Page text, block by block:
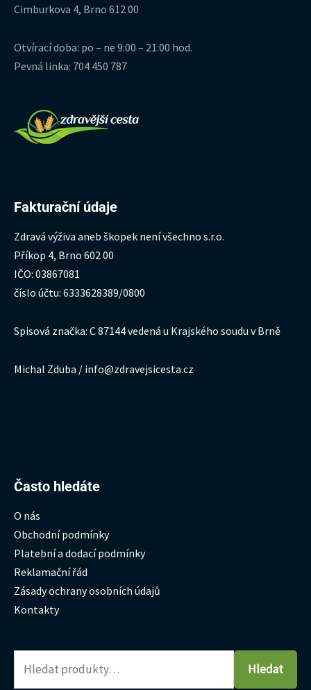
Cimburkova 4, Brno 612 00
Otvírací doba: po – ne 9:00 – 21:00 hod.
Pevná linka: 704 450 787
Fakturační údaje
Zdravá výživa aneb škopek není všechno s.r.o.
Příkop 4, Brno 602 00
IČO: 03867081
číslo účtu: 6333628389/0800
Spisová značka: C 87144 vedená u Krajského soudu v Brně
Michal Zduba / info@zdravejsicesta.cz
Často hledáte
O nás
Obchodní podmínky
Platební a dodací podmínky
Reklamační řád
Zásady ochrany osobních údajů
Kontakty
Hledat:
Hledat